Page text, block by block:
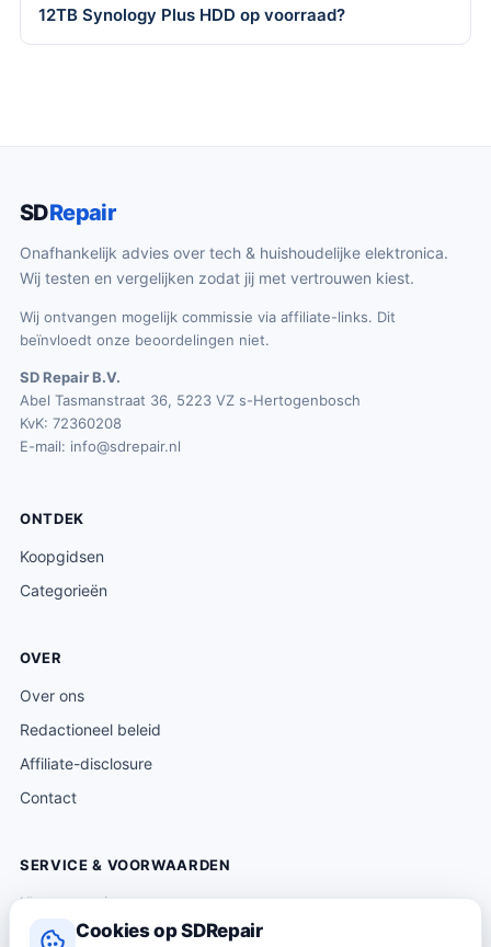
Cookies op SDRepair
12TB Synology Plus HDD op voorraad?
SDRepair
Onafhankelijk advies over tech & huishoudelijke elektronica.
Wij testen en vergelijken zodat jij met vertrouwen kiest.
Wij ontvangen mogelijk commissie via affiliate-links. Dit
beïnvloedt onze beoordelingen niet.
SD Repair B.V.
Abel Tasmanstraat 36, 5223 VZ s-Hertogenbosch
KvK: 72360208
E-mail: info@sdrepair.nl
ONTDEK
Koopgidsen
Categorieën
OVER
Over ons
Redactioneel beleid
Affiliate-disclosure
Contact
SERVICE & VOORWAARDEN
Klantenservice
Verzending & levering